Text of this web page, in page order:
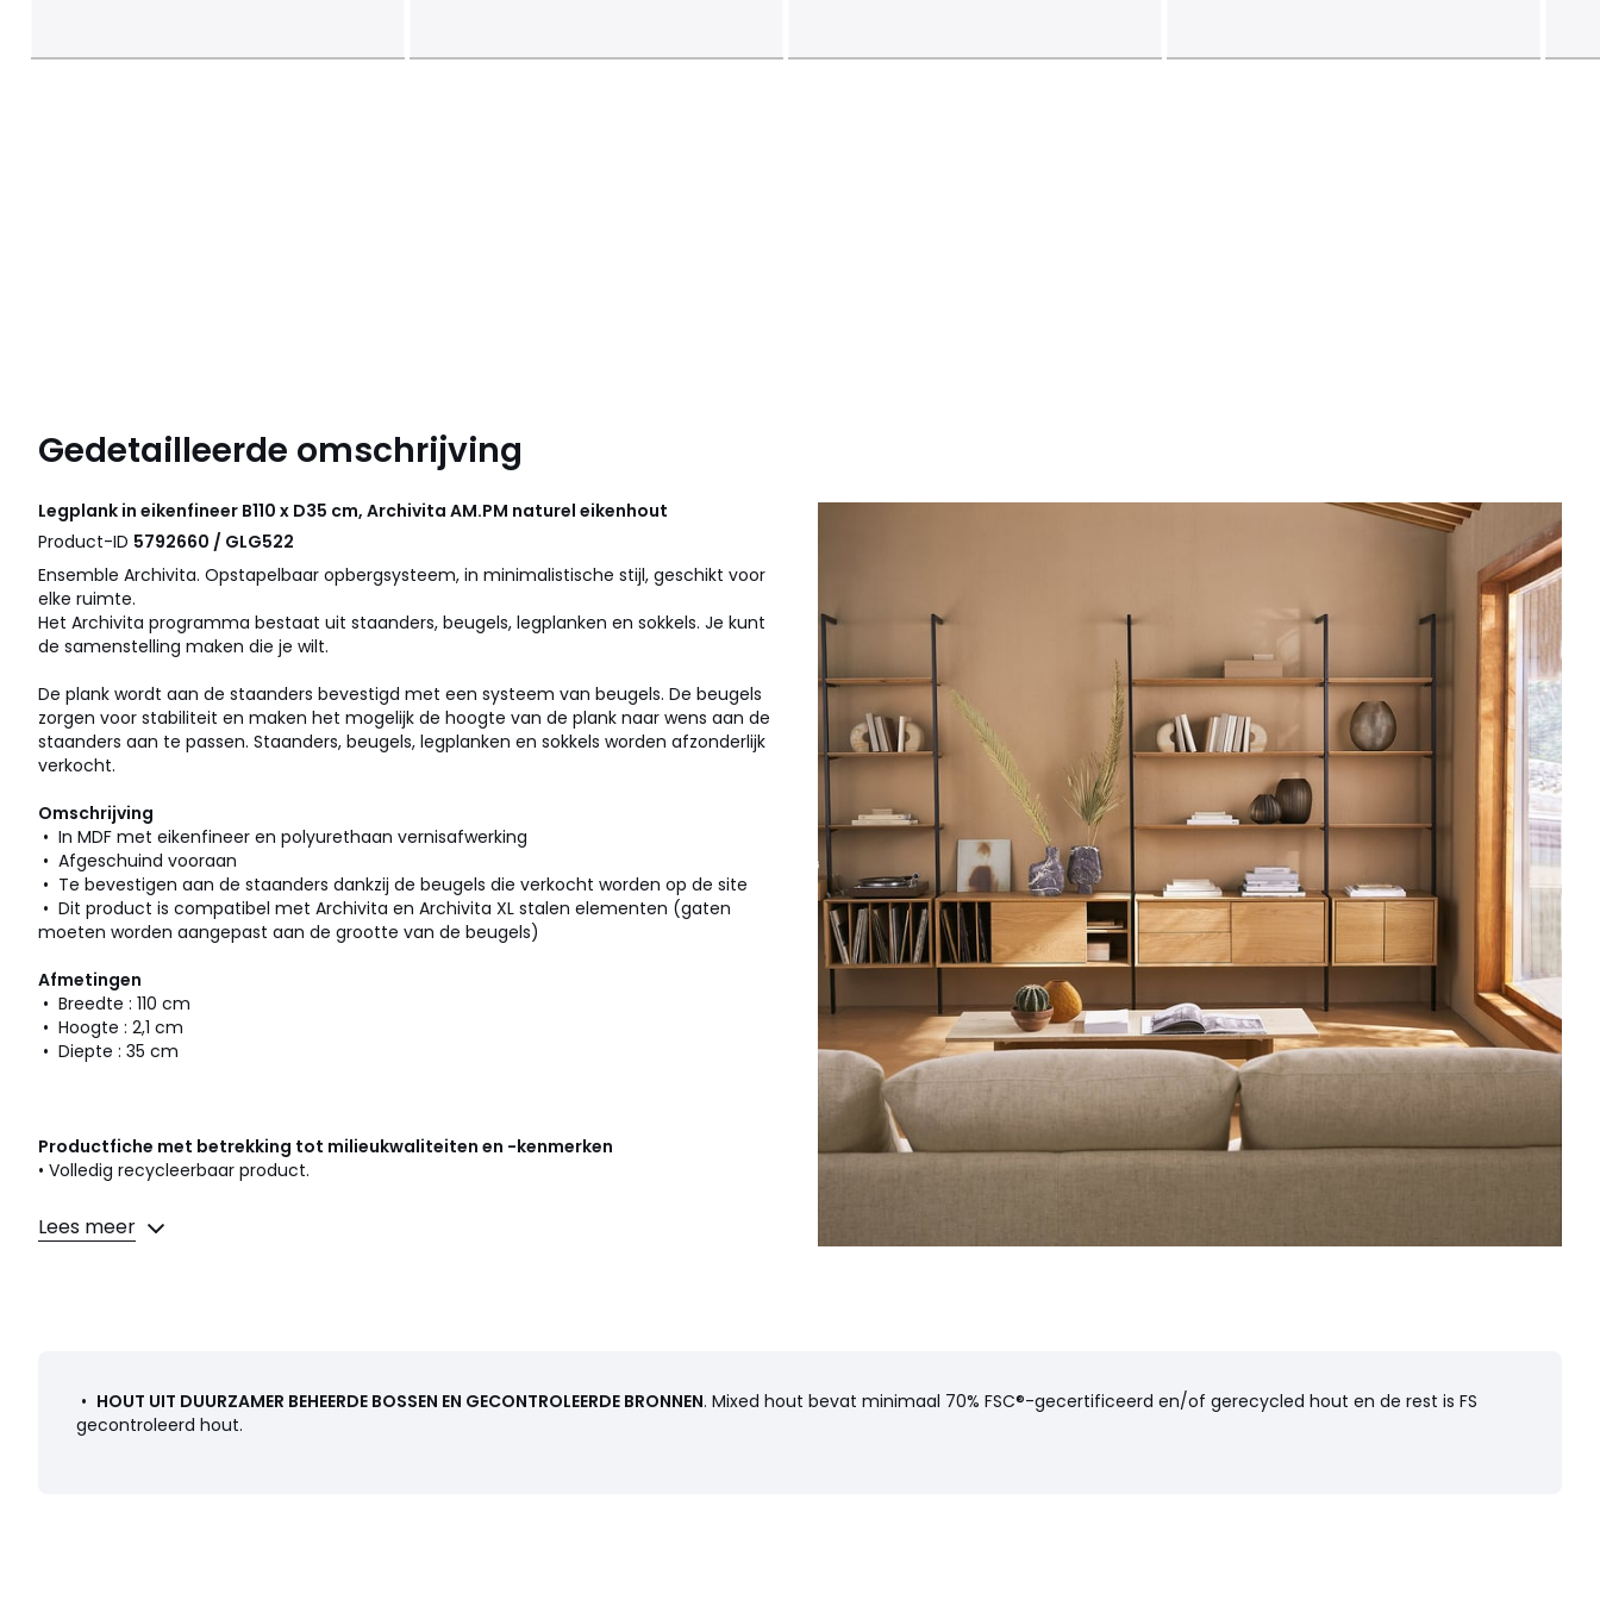
Gedetailleerde omschrijving
Legplank in eikenfineer B110 x D35 cm, Archivita AM.PM naturel eikenhout
Product-ID 5792660 / GLG522
Ensemble Archivita. Opstapelbaar opbergsysteem, in minimalistische stijl, geschikt voor
elke ruimte.
Het Archivita programma bestaat uit staanders, beugels, legplanken en sokkels. Je kunt
de samenstelling maken die je wilt.
De plank wordt aan de staanders bevestigd met een systeem van beugels. De beugels
zorgen voor stabiliteit en maken het mogelijk de hoogte van de plank naar wens aan de
staanders aan te passen. Staanders, beugels, legplanken en sokkels worden afzonderlijk
verkocht.
Omschrijving
• In MDF met eikenfineer en polyurethaan vernisafwerking
• Afgeschuind vooraan
• Te bevestigen aan de staanders dankzij de beugels die verkocht worden op de site
• Dit product is compatibel met Archivita en Archivita XL stalen elementen (gaten
moeten worden aangepast aan de grootte van de beugels)
Afmetingen
• Breedte : 110 cm
• Hoogte : 2,1 cm
• Diepte : 35 cm
Productfiche met betrekking tot milieukwaliteiten en -kenmerken
• Volledig recycleerbaar product.
Afmetingen en gewicht van de pakketten
1 pakket
Lees meer
• HOUT UIT DUURZAMER BEHEERDE BOSSEN EN GECONTROLEERDE BRONNEN. Mixed hout bevat minimaal 70% FSC®-gecertificeerd en/of gerecycled hout en de rest is FS
gecontroleerd hout.